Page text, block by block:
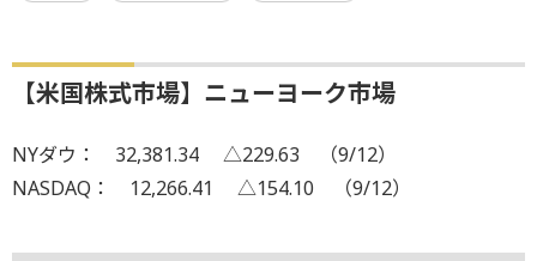
【米国株式市場】ニューヨーク市場
NYダウ： 32,381.34 △229.63 （9/12）
NASDAQ： 12,266.41 △154.10 （9/12）